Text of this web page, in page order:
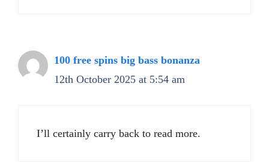
100 free spins big bass bonanza
12th October 2025 at 5:54 am
I’ll certainly carry back to read more.